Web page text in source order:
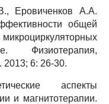
Еровиченков А.А.
общей
Физиотерапия,
2013; 6: 26-30.
аспекты
и магнитотерапии.